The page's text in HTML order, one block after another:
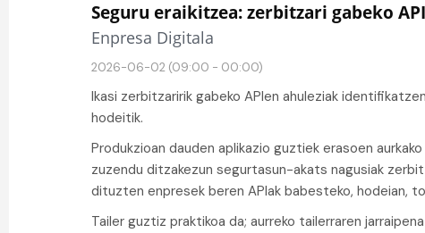
Seguru eraikitzea: zerbitzari gabeko
Enpresa Digitala
2026-06-02 (09:00 - 00:00)
Ikasi zerbitzaririk gabeko APIen ahuleziak
hodeitik.
Produkzioan dauden aplikazio guztiek erasoen
zuzendu ditzakezun segurtasun-akats nagusiak
dituzten enpresek beren APIak babesteko, hodeian,
Tailer guztiz praktikoa da; aurreko tailerraren